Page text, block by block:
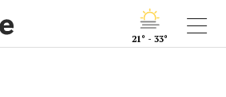
21° - 33°